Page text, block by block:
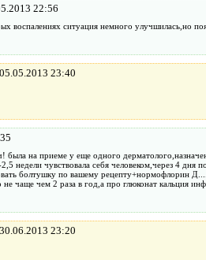
22:56
воспалениях ситуация немного улучшилась,но
05.05.2013 23:40
на приеме у еще одного
недели чувствовала себя человеком,через 4
болтушку по вашему рецепту+нормофлорин
чаще чем 2 раза в год,а про глюконат кальция
30.06.2013 23:20